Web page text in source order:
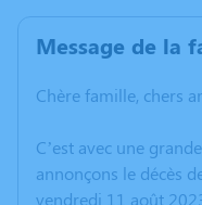
Message de la
Chère famille, chers
C’est avec une
annonçons le décès
vendredi 11 août